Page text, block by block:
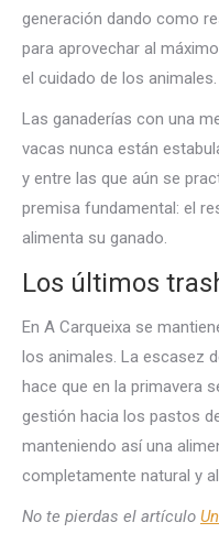
generación dando como
para aprovechar al
el cuidado de los animales.
Las ganaderías con una
vacas nunca están
y entre las que aún se
premisa fundamental: el
alimenta su ganado.
Los últimos
En A Carqueixa se
los animales. La escasez
hace que en la primavera
gestión hacia los pastos
manteniendo así una
completamente natural y
No te pierdas el artículo